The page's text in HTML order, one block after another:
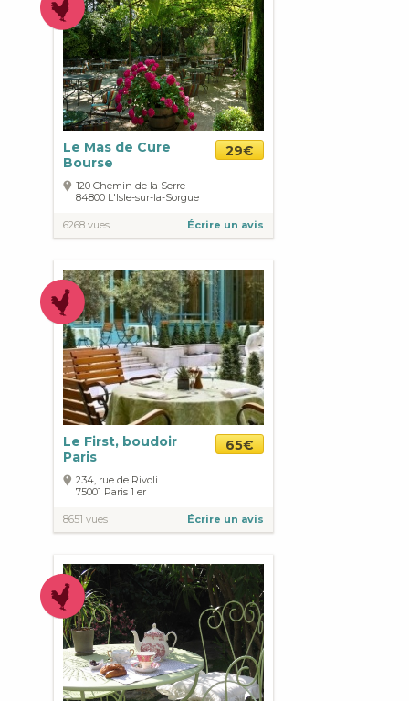
Le Mas de Cure
Bourse
29€
120 Chemin de la Serre
84800 L'Isle-sur-la-Sorgue
6268 vues Écrire un avis
Le First, boudoir
Paris
65€
234, rue de Rivoli
75001 Paris 1 er
8651 vues Écrire un avis